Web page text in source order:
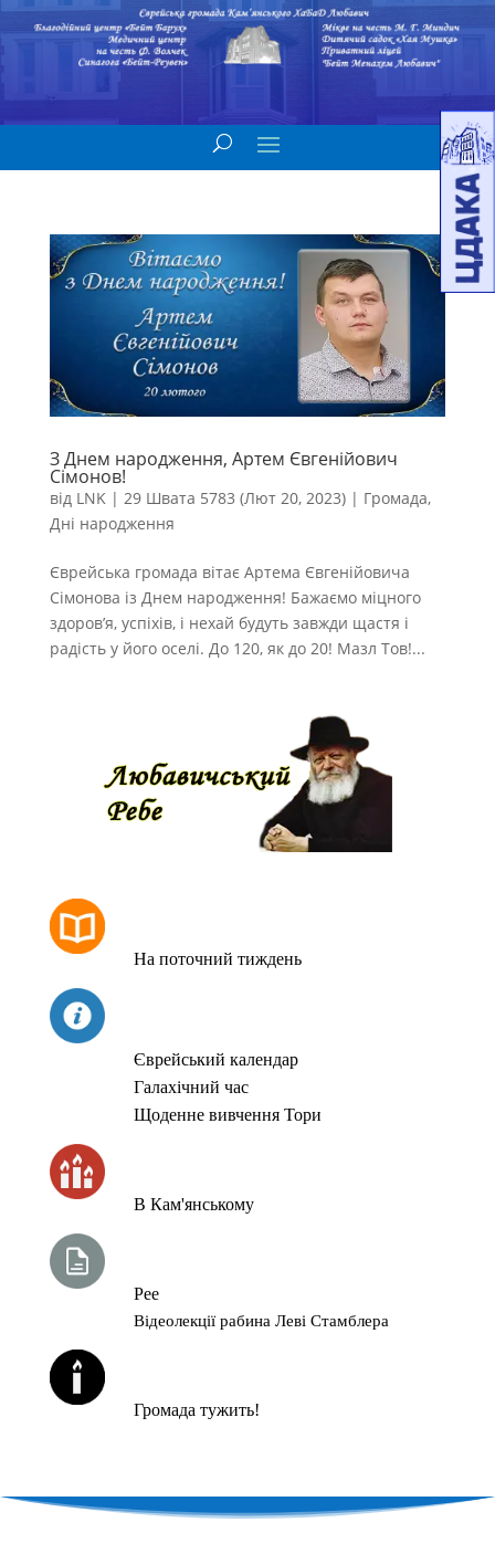
З Днем народження, Артем Євгенійович
Сімонов!
від LNK| 29 Швата 5783 (Лют 20, 2023)| Громада,
Дні народження
Єврейська громада вітає Артема Євгенійовича
Сімонова із Днем народження! Бажаємо міцного
здоров’я, успіхів, і нехай будуть завжди щастя і
радість у його оселі. До 120, як до 20! Мазл Тов!...
На поточний тиждень
Єврейський календар
Галахічний час
Щоденне вивчення Тори
В Кам'янському
Рее
Відеолекції рабина Леві Стамблера
Громада тужить!